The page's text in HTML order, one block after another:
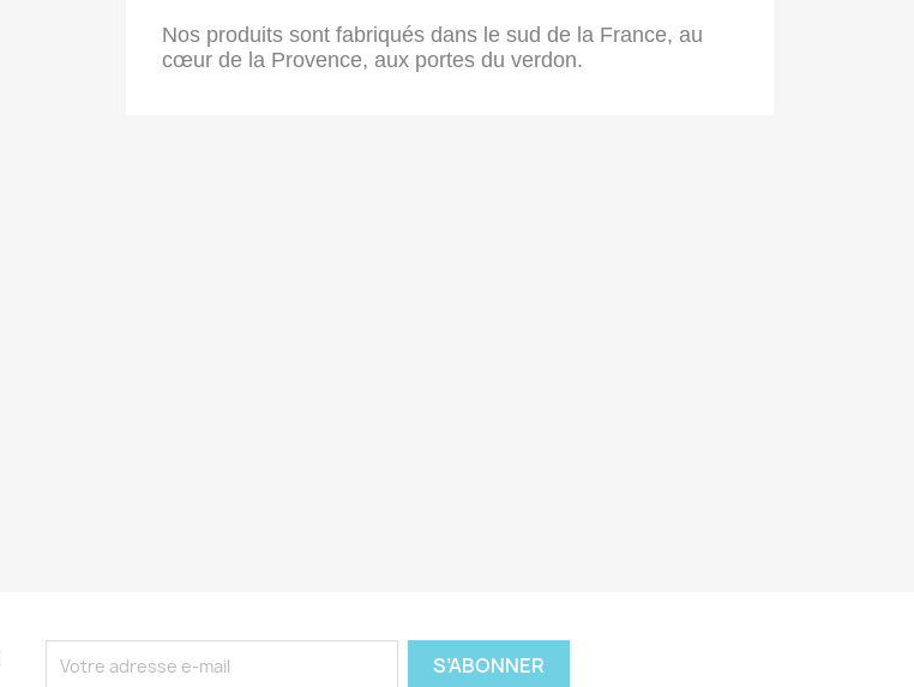
Nos produits sont fabriqués dans le sud de la France, au
cœur de la Provence, aux portes du verdon.